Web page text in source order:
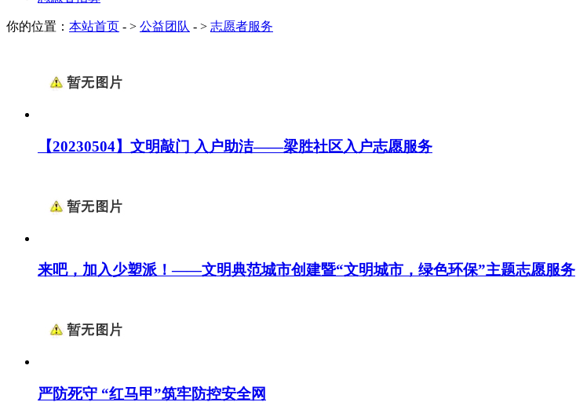
你的位置： 本站首页 - > 公益团队 - > 志愿者服务
【20230504】文明敲门 入户助洁——梁胜社区入户志愿服务
来吧，加入少塑派！——文明典范城市创建暨“文明城市，绿色环保”主题志愿服务
严防死守 “红马甲”筑牢防控安全网